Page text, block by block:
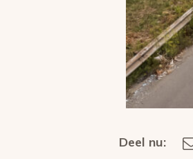
Deel
Deel nu: